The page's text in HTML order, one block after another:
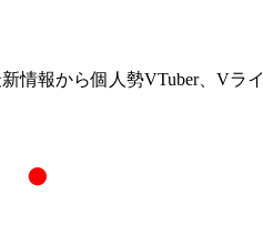
情報から個人勢VTuber、Vラ